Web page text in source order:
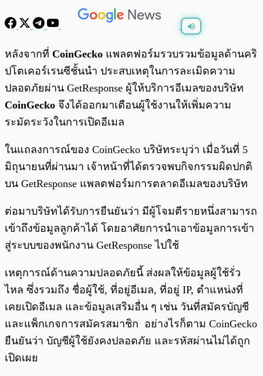
พร้อมเล่น 0:00 0:00
หลังจากที่ CoinGecko แพลตฟอร์มรวบรวมข้อมูลด้านคริ
ปโตเคอร์เรนซีชั้นนำ ประสบเหตุในการละเมิดความ
ปลอดภัยผ่าน GetResponse ผู้ให้บริการอีเมลของบริษัท
CoinGecko จึงได้ออกมาเตือนผู้ใช้งานให้เพิ่มความ
ระมัดระวังในการเปิดอีเมล
ในแถลงการณ์ของ CoinGecko บริษัทระบุว่า เมื่อวันที่ 5
มิถุนายนที่ผ่านมา เจ้าหน้าที่ได้ตรวจพบกิจกรรมผิดปกติ
บน GetResponse แพลตฟอร์มการตลาดอีเมลของบริษัท
ต่อมาบริษัทได้รับการยืนยันว่า มีผู้โจมตีรายหนึ่งสามารถ
เข้าถึงข้อมูลลูกค้าได้ โดยอาศัยการนำเอาข้อมูลการเข้า
สู่ระบบของพนักงาน GetResponse ไปใช้
เหตุการณ์ด้านความปลอดภัยนี้ ส่งผลให้ข้อมูลผู้ใช้รั่ว
ไหล ซึ่งรวมถึง ชื่อผู้ใช้, ที่อยู่อีเมล, ที่อยู่ IP, ตำแหน่งที่
เคยเปิดอีเมล และข้อมูลเสริมอื่น ๆ เช่น วันที่สมัครบัญชี
และแพ็กเกจการสมัครสมาชิก อย่างไรก็ตาม CoinGecko
ยืนยันว่า บัญชีผู้ใช้ยังคงปลอดภัย และรหัสผ่านไม่ได้ถูก
เปิดเผย